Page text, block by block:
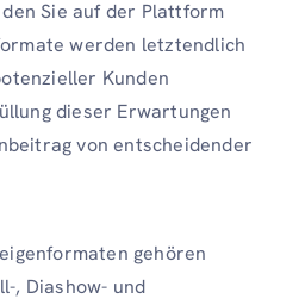
Sie auf der Plattform
werden letztendlich
Kunden
dieser Erwartungen
von entscheidender
gehören
, Diashow- und